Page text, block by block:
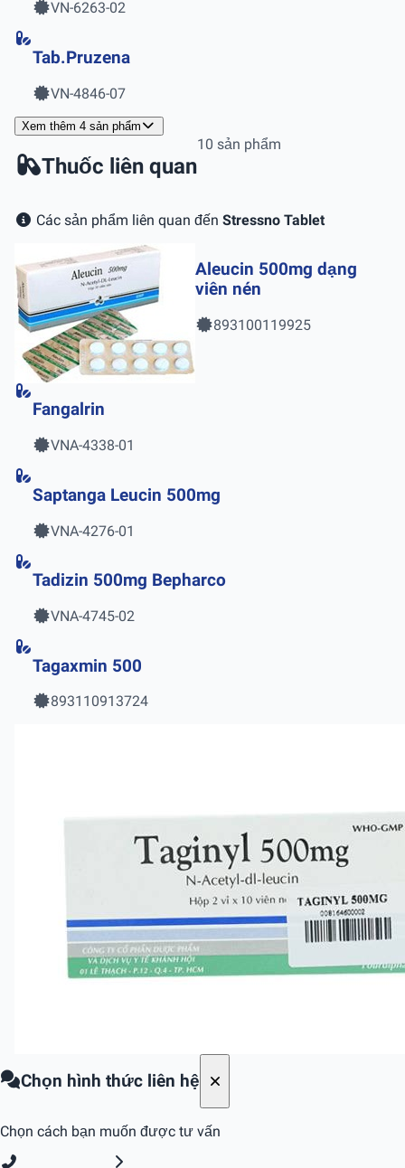
VN-6263-02
Tab.Pruzena
VN-4846-07
Xem thêm 4 sản phẩm
Thuốc liên quan
10 sản phẩm
Các sản phẩm liên quan đến Stressno Tablet
Aleucin 500mg dạng
viên nén
893100119925
Fangalrin
VNA-4338-01
Saptanga Leucin 500mg
VNA-4276-01
Tadizin 500mg Bepharco
VNA-4745-02
Tagaxmin 500
893110913724
Chọn hình thức liên hệ
Chọn cách bạn muốn được tư vấn